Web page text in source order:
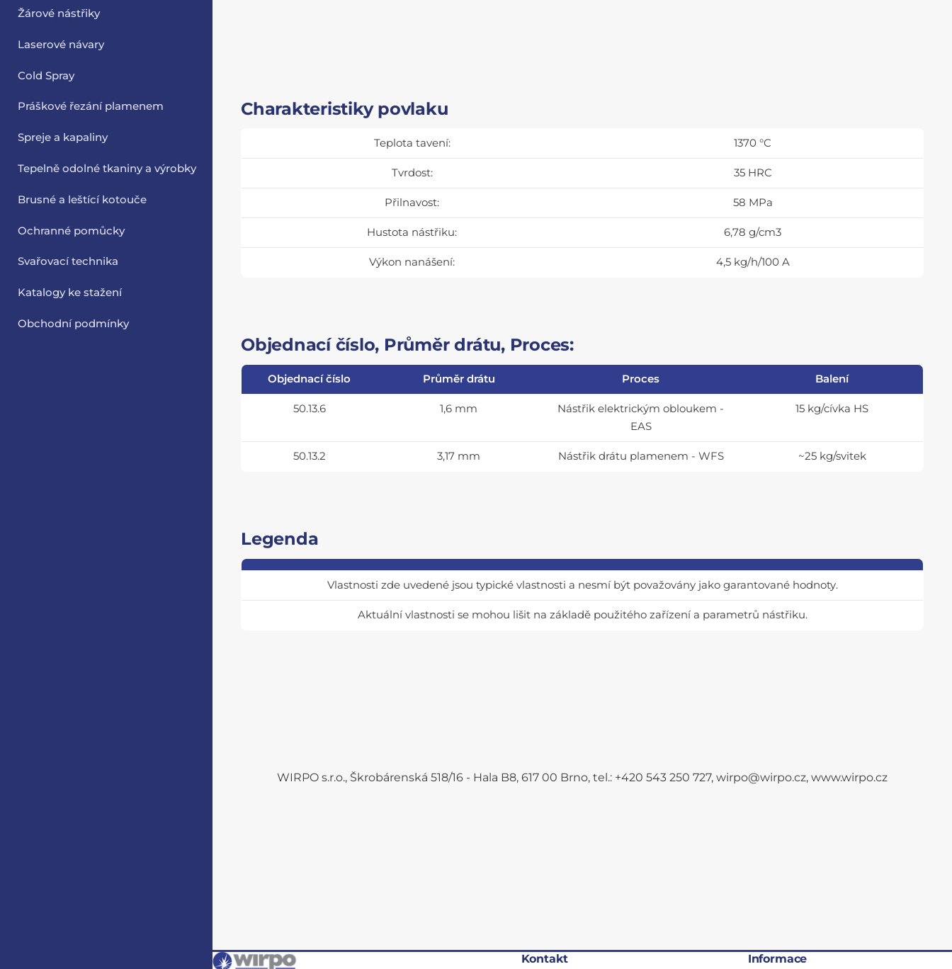
Žárové nástřiky
Laserové návary
Cold Spray
Práškové řezání plamenem
Spreje a kapaliny
Tepelně odolné tkaniny a výrobky
Brusné a leštící kotouče
Ochranné pomůcky
Svařovací technika
Katalogy ke stažení
Obchodní podmínky
Charakteristiky povlaku
Teplota tavení: 1370 °C
Tvrdost: 35 HRC
Přilnavost: 58 MPa
Hustota nástřiku: 6,78 g/cm3
Výkon nanášení: 4,5 kg/h/100 A
Objednací číslo, Průměr drátu, Proces:
Objednací číslo Průměr drátu Proces Balení
50.13.6 1,6 mm
Nástřik elektrickým obloukem -
EAS
15 kg/cívka HS
50.13.2 3,17 mm Nástřik drátu plamenem - WFS ~25 kg/svitek
Legenda
Vlastnosti zde uvedené jsou typické vlastnosti a nesmí být považovány jako garantované hodnoty.
Aktuální vlastnosti se mohou lišit na základě použitého zařízení a parametrů nástřiku.
WIRPO s.r.o., Škrobárenská 518/16 - Hala B8, 617 00 Brno, tel.: +420 543 250 727, wirpo@wirpo.cz, www.wirpo.cz
Kontakt Informace